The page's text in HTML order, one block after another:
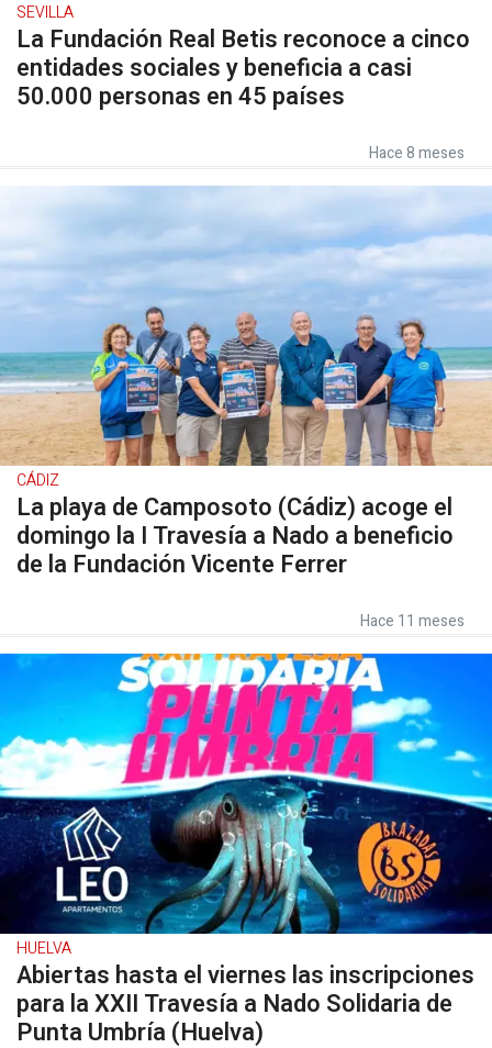
SEVILLA
La Fundación Real Betis reconoce a cinco
entidades sociales y beneficia a casi
50.000 personas en 45 países
Hace 8 meses
CÁDIZ
La playa de Camposoto (Cádiz) acoge el
domingo la I Travesía a Nado a beneficio
de la Fundación Vicente Ferrer
Hace 11 meses
HUELVA
Abiertas hasta el viernes las inscripciones
para la XXII Travesía a Nado Solidaria de
Punta Umbría (Huelva)